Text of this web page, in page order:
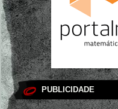
PUBLICIDADE